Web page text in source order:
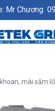
Mr Chương
mài săm